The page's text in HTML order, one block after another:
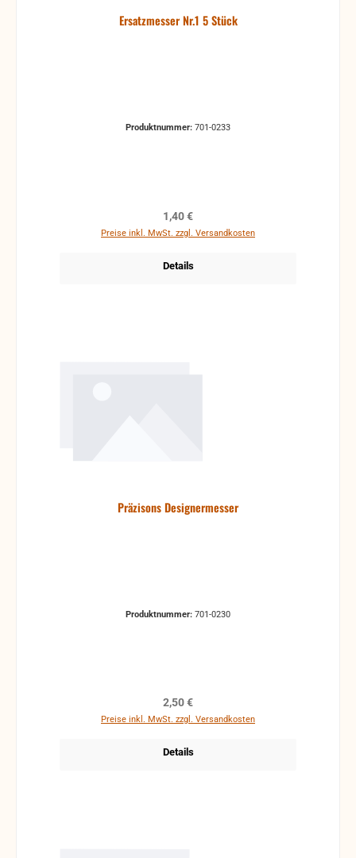
Ersatzmesser Nr.1 5 Stück
Produktnummer: 701-0233
Regulärer Preis:
1,40 €
Preise inkl. MwSt. zzgl. Versandkosten
Details
Präzisons Designermesser
Produktnummer: 701-0230
Regulärer Preis:
2,50 €
Preise inkl. MwSt. zzgl. Versandkosten
Details